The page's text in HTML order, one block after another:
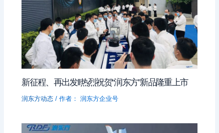
新征程、再出发‖热烈祝贺“润东方”新品隆重上市
润东方动态 / 作者： 润东方企业号